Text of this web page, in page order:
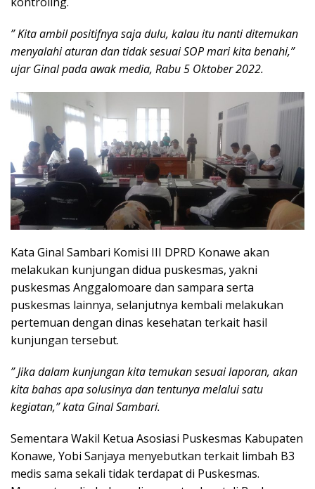
” Kita ambil positifnya saja dulu, kalau itu nanti ditemukan
menyalahi aturan dan tidak sesuai SOP mari kita benahi,”
ujar Ginal pada awak media, Rabu 5 Oktober 2022.
Kata Ginal Sambari Komisi III DPRD Konawe akan
melakukan kunjungan didua puskesmas, yakni
puskesmas Anggalomoare dan sampara serta
puskesmas lainnya, selanjutnya kembali melakukan
pertemuan dengan dinas kesehatan terkait hasil
kunjungan tersebut.
” Jika dalam kunjungan kita temukan sesuai laporan, akan
kita bahas apa solusinya dan tentunya melalui satu
kegiatan,” kata Ginal Sambari.
Sementara Wakil Ketua Asosiasi Puskesmas Kabupaten
Konawe, Yobi Sanjaya menyebutkan terkait limbah B3
medis sama sekali tidak terdapat di Puskesmas.